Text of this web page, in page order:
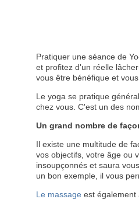
Pratiquer une séance de
et profitez d'un réelle
vous être bénéfique et
Le yoga se pratique
chez vous. C'est un des
Un grand nombre de
Il existe une multitude de
vos objectifs, votre âge ou
insoupçonnés et saura
un bon exemple, il vous
Le massage est également